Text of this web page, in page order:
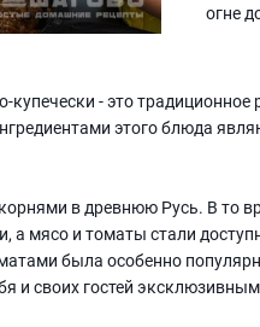
огне
- это
этого блюда
в древнюю Русь. В то
а мясо и томаты стали
была особенно
и своих гостей